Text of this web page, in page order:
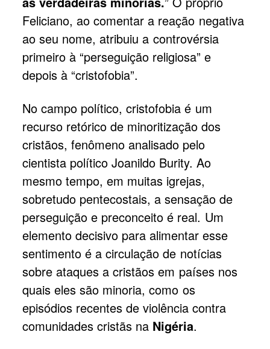
Feliciano, ao comentar a reação negativa
ao seu nome, atribuiu a controvérsia
primeiro à “perseguição religiosa” e
depois à “cristofobia”.
No campo político, cristofobia é um
recurso retórico de minoritização dos
cristãos, fenômeno analisado pelo
cientista político Joanildo Burity. Ao
mesmo tempo, em muitas igrejas,
sobretudo pentecostais, a sensação de
perseguição e preconceito é real. Um
elemento decisivo para alimentar esse
sentimento é a circulação de notícias
sobre ataques a cristãos em países nos
quais eles são minoria, como os
episódios recentes de violência contra
comunidades cristãs na Nigéria.